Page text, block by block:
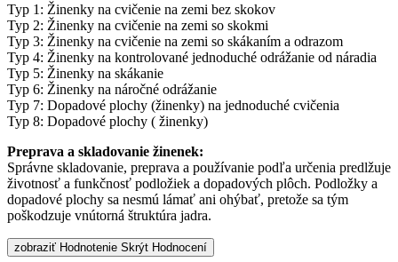
Typ 1: Žinenky na cvičenie na zemi bez skokov
Typ 2: Žinenky na cvičenie na zemi so skokmi
Typ 3: Žinenky na cvičenie na zemi so skákaním a odrazom
Typ 4: Žinenky na kontrolované jednoduché odrážanie od náradia
Typ 5: Žinenky na skákanie
Typ 6: Žinenky na náročné odrážanie
Typ 7: Dopadové plochy (žinenky) na jednoduché cvičenia
Typ 8: Dopadové plochy ( žinenky)
Preprava a skladovanie žinenek:
Správne skladovanie, preprava a používanie podľa určenia predlžuje
životnosť a funkčnosť podložiek a dopadových plôch. Podložky a
dopadové plochy sa nesmú lámať ani ohýbať, pretože sa tým
poškodzuje vnútorná štruktúra jadra.
zobraziť Hodnotenie Skrýt Hodnocení